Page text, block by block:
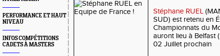
PERFORMANCE ET HAUT
NIVEAU
INFOS COMPÉTITIONS
CADETS À MASTERS
Stéphane RUEL
SUD) est retenu en
Championnats du
auront lieu à Belfast
02 Juillet prochain